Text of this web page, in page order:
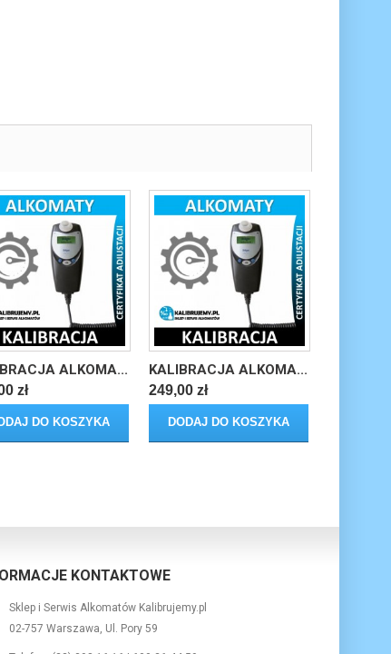
ALKOMA...
zł
DO KOSZYKA
KALIBRACJA ALKOMA...
249,00 zł
DODAJ DO KOSZYKA
KONTAKTOWE
Sklep i Serwis Alkomatów Kalibrujemy.pl
02-757 Warszawa, Ul. Pory 59